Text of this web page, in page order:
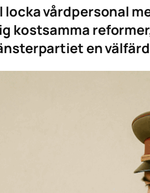
vårdpersonal
kostsamma
en